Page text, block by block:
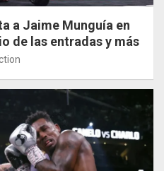
a Jaime Munguía en
de las entradas y más